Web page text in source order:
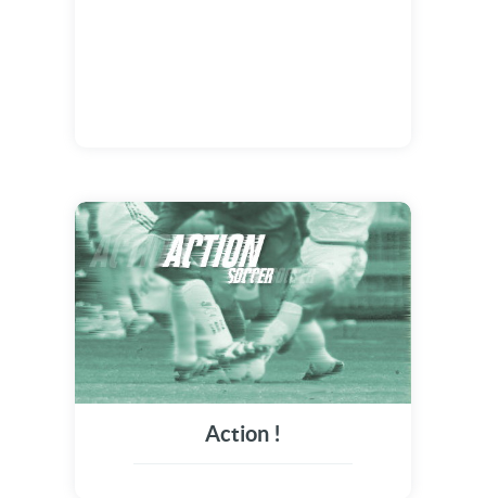
Action !